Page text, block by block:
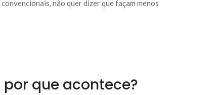
não quer dizer que façam menos
que acontece?